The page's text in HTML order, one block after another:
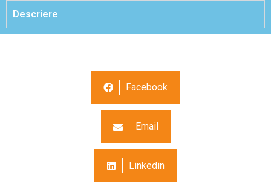
Descriere
Facebook
Email
Linkedin